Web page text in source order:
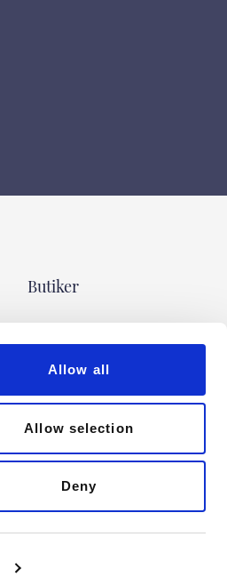
Allow all
Allow selection
Deny
Butiker
UPPSALA
Öppettider
STOCKHOLM
Malmskillnadsgatan 44
Öppettider